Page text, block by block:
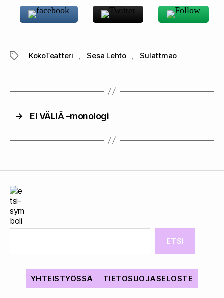
AvainsanatKokoTeatteri Sesa Lehto Sulattmao
→ EI VÄLIÄ –monologi
ETSI
YHTEISTYÖSSÄ TIETOSUOJASELOSTE